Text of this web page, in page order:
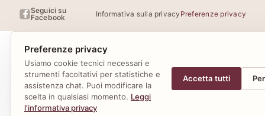
Seguici su
Facebook
Informativa sulla privacy Preferenze privacy
Preferenze privacy
Usiamo cookie tecnici necessari e
strumenti facoltativi per statistiche e
assistenza chat. Puoi modificare la
scelta in qualsiasi momento. Leggi
l’informativa privacy
Accetta tutti